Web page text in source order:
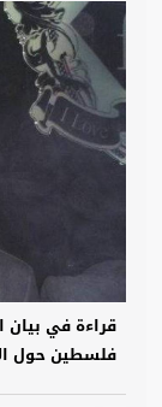
قراءة في بيان
فلسطين حول